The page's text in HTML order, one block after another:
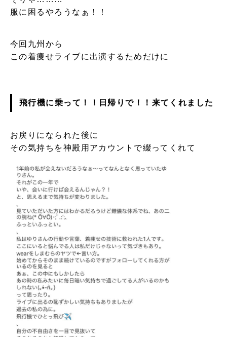
服に困るやろうなぁ！！
今回九州から
この着痩せライブに出演するためだけに
飛行機に乗って！！日帰りで！！ 来てくれました
お戻りになられた後に
その気持ちを神殿用アカウントで綴ってくれて